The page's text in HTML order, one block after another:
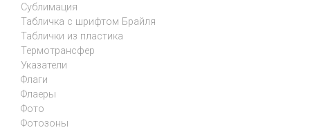
Сублимация
Табличка с шрифтом Брайля
Таблички из пластика
Термотрансфер
Указатели
Флаги
Флаеры
Фото
Фотозоны